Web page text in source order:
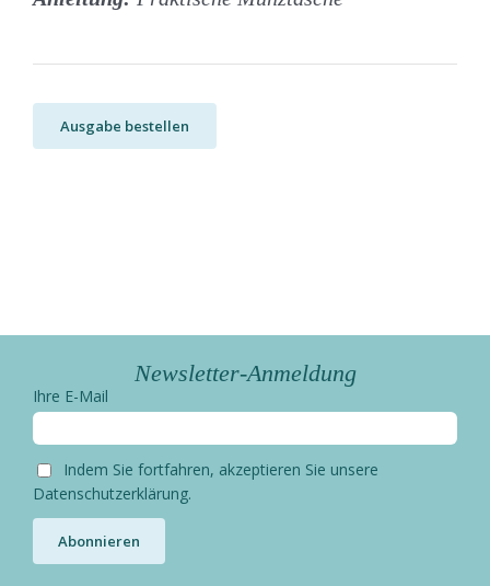
Ausgabe bestellen
Newsletter-Anmeldung
Ihre E-Mail
Indem Sie fortfahren, akzeptieren Sie unsere
Datenschutzerklärung.